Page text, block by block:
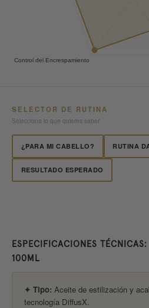
SELECTOR DE RUTINA
Selecciona lo que quieres saber
¿PARA MI CABELLO? RUTINA
RESULTADO ESPERADO
ESPECIFICACIONES
100ML
✦ Tipo: Aceite de estilización y
tecnología DiffusX.